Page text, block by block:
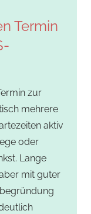
Termin
zur
mehrere
aktiv
oder
Lange
mit guter